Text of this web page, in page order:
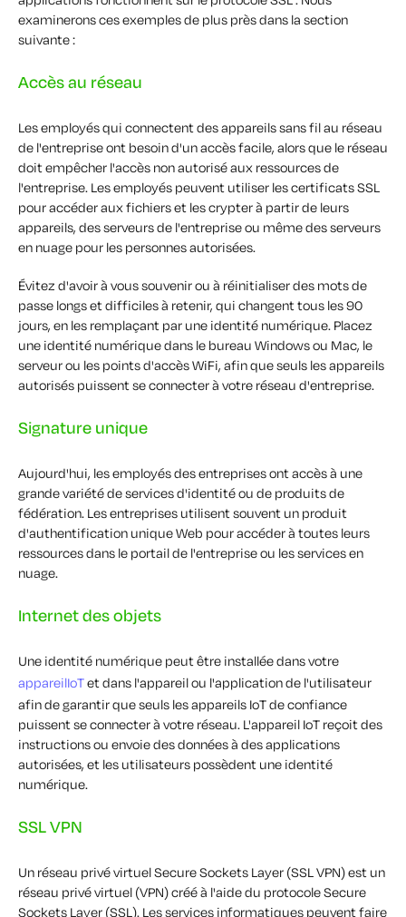
examinerons ces exemples de plus près dans la section
suivante :
Accès au réseau
Les employés qui connectent des appareils sans fil au réseau
de l'entreprise ont besoin d'un accès facile, alors que le réseau
doit empêcher l'accès non autorisé aux ressources de
l'entreprise. Les employés peuvent utiliser les certificats SSL
pour accéder aux fichiers et les crypter à partir de leurs
appareils, des serveurs de l'entreprise ou même des serveurs
en nuage pour les personnes autorisées.
Évitez d'avoir à vous souvenir ou à réinitialiser des mots de
passe longs et difficiles à retenir, qui changent tous les 90
jours, en les remplaçant par une identité numérique. Placez
une identité numérique dans le bureau Windows ou Mac, le
serveur ou les points d'accès WiFi, afin que seuls les appareils
autorisés puissent se connecter à votre réseau d'entreprise.
Signature unique
Aujourd'hui, les employés des entreprises ont accès à une
grande variété de services d'identité ou de produits de
fédération. Les entreprises utilisent souvent un produit
d'authentification unique Web pour accéder à toutes leurs
ressources dans le portail de l'entreprise ou les services en
nuage.
Internet des objets
Une identité numérique peut être installée dans votre
appareilIoTet dans l'appareil ou l'application de l'utilisateur
afin de garantir que seuls les appareils IoT de confiance
puissent se connecter à votre réseau. L'appareil IoT reçoit des
instructions ou envoie des données à des applications
autorisées, et les utilisateurs possèdent une identité
numérique.
SSL VPN
Un réseau privé virtuel Secure Sockets Layer (SSL VPN) est un
réseau privé virtuel (VPN) créé à l'aide du protocole Secure
Sockets Layer (SSL). Les services informatiques peuvent faire